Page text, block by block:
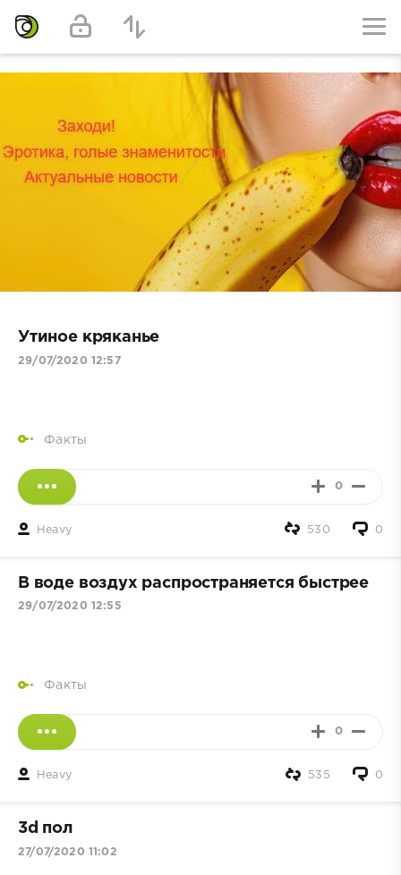
Утиное кряканье
29/07/2020 12:57
Факты
0
Heavy 0
530
В воде воздух распространяется быстрее
29/07/2020 12:55
Факты
0
Heavy 0
535
3d пол
27/07/2020 11:02